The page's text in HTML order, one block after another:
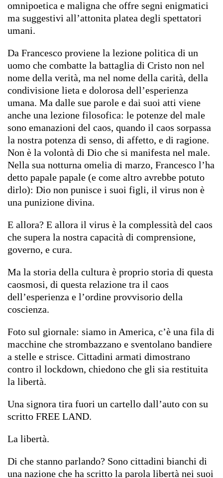
omnipoetica e maligna che offre segni enigmatici
ma suggestivi all’attonita platea degli spettatori
umani.
Da Francesco proviene la lezione politica di un
uomo che combatte la battaglia di Cristo non nel
nome della verità, ma nel nome della carità, della
condivisione lieta e dolorosa dell’esperienza
umana. Ma dalle sue parole e dai suoi atti viene
anche una lezione filosofica: le potenze del male
sono emanazioni del caos, quando il caos sorpassa
la nostra potenza di senso, di affetto, e di ragione.
Non è la volontà di Dio che si manifesta nel male.
Nella sua notturna omelia di marzo, Francesco l’ha
detto papale papale (e come altro avrebbe potuto
dirlo): Dio non punisce i suoi figli, il virus non è
una punizione divina.
E allora? E allora il virus è la complessità del caos
che supera la nostra capacità di comprensione,
governo, e cura.
Ma la storia della cultura è proprio storia di questa
caosmosi, di questa relazione tra il caos
dell’esperienza e l’ordine provvisorio della
coscienza.
Foto sul giornale: siamo in America, c’è una fila di
macchine che strombazzano e sventolano bandiere
a stelle e strisce. Cittadini armati dimostrano
contro il lockdown, chiedono che gli sia restituita
la libertà.
Una signora tira fuori un cartello dall’auto con su
scritto FREE LAND.
La libertà.
Di che stanno parlando? Sono cittadini bianchi di
una nazione che ha scritto la parola libertà nei suoi